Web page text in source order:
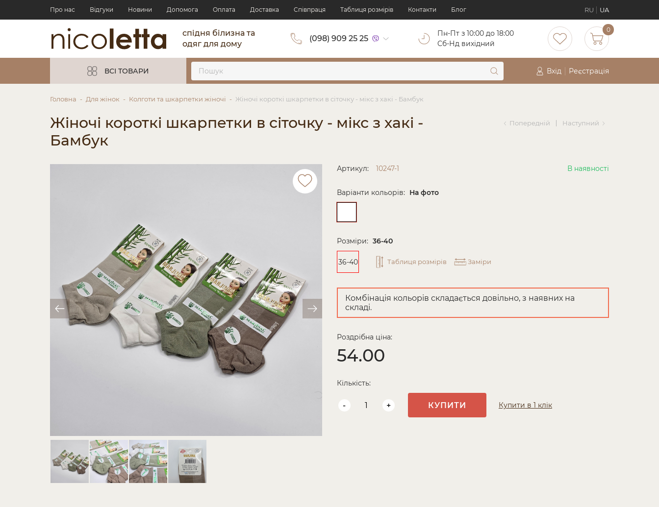
Про нас Відгуки Новини Допомога Оплата Доставка Cпівпраця Таблиця розмірів Контакти Блог RU UA
спідня білизна та
одяг для дому
(098) 909 25 25
Пн-Пт з 10:00 до 18:00
Cб-Нд вихідний
0
ВСІ ТОВАРИ Вхід Реєстрація
Головна Для жінок Колготи та шкарпетки жіночі Жіночі короткі шкарпетки в сіточку - мікс з хакі - Бамбук
Жіночі короткі шкарпетки в сіточку - мікс з хакі -
Бамбук
Попередній Наступний
Артикул: 10247-1 В наявності
Варіанти кольорів: На фото
Розміри: 36-40
36-40 Таблиця розмірів Заміри
Комбінація кольорів складається довільно, з наявних на
складі.
Роздрібна ціна:
54.00
Кількість:
- + КУПИТИ Купити в 1 клік